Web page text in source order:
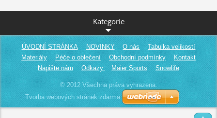
Kategorie
ÚVODNÍ STRÁNKA NOVINKY O nás
Tabulka velikostí
Materiály
Péče o oblečení Obchodní podmínky
Kontakt
Napište nám
Odkazy Maier Sports Snowlife
© 2012 Všechna práva vyhrazena.
Tvorba webových stránek zdarma